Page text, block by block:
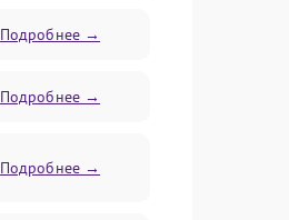
Подробнее →
Подробнее →
Подробнее →